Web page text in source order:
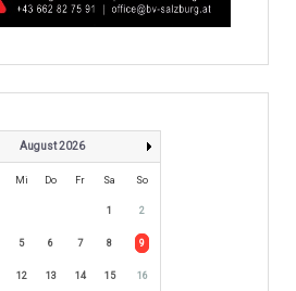
August 2026
Mi Do Fr Sa So
1 2
5 6 7 8 9
12 13 14 15 16